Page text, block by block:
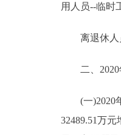
用人员--临时
离退休人员
二、2020
(一)2020年
32489.51万